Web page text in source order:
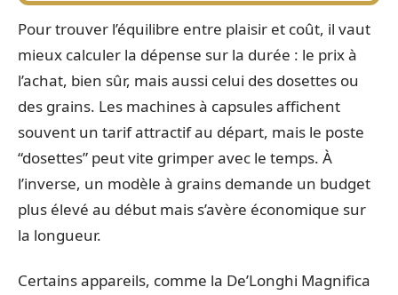
Pour trouver l’équilibre entre plaisir et coût, il vaut
mieux calculer la dépense sur la durée : le prix à
l’achat, bien sûr, mais aussi celui des dosettes ou
des grains. Les machines à capsules affichent
souvent un tarif attractif au départ, mais le poste
“dosettes” peut vite grimper avec le temps. À
l’inverse, un modèle à grains demande un budget
plus élevé au début mais s’avère économique sur
la longueur.
Certains appareils, comme la De’Longhi Magnifica